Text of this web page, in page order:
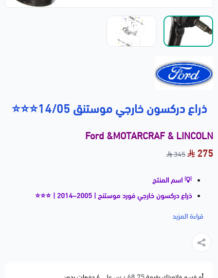
ذراع دركسون خارجي موستنق 14/05⭐⭐⭐
Ford &MOTARCRAF & LINCOLN
275
345
💡 اسم المنتج
ذراع دركسون خارجي فورد موستنج | 2005–2014 | ⭐⭐⭐
📝 وصف مختصر
القطعة بديلة مطابقة لمواصفات الوكالة OEM Fitment
قراءة المزيد